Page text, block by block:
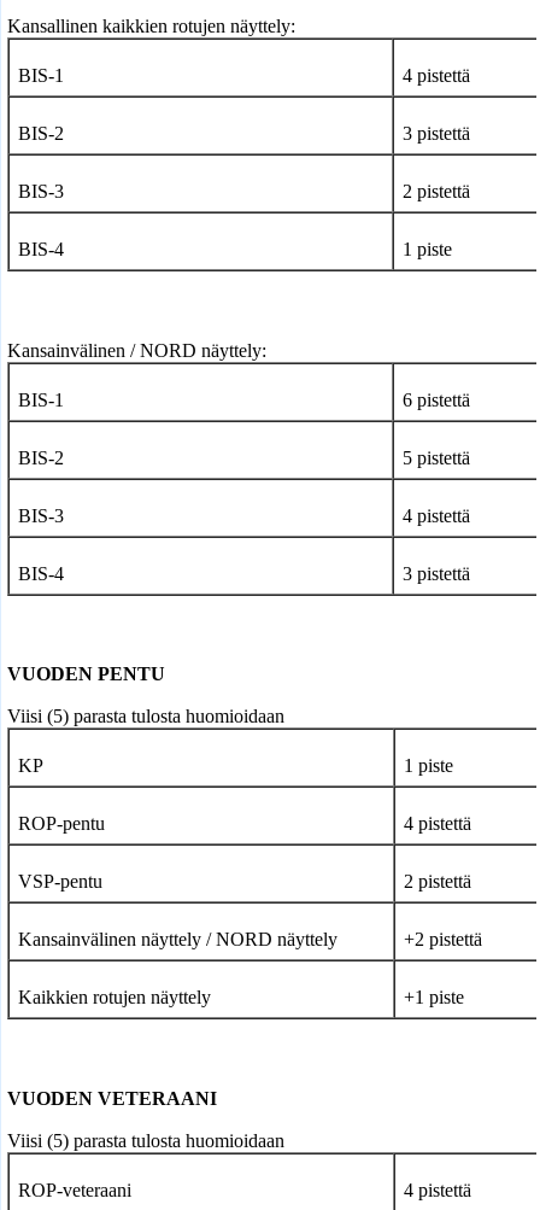
Kansallinen kaikkien rotujen näyttely:
BIS-1 4 pistettä
BIS-2 3 pistettä
BIS-3 2 pistettä
BIS-4 1 piste
Kansainvälinen / NORD näyttely:
BIS-1 6 pistettä
BIS-2 5 pistettä
BIS-3 4 pistettä
BIS-4 3 pistettä
VUODEN PENTU
Viisi (5) parasta tulosta huomioidaan
KP 1 piste
ROP-pentu 4 pistettä
VSP-pentu 2 pistettä
Kansainvälinen näyttely / NORD näyttely +2 pistettä
Kaikkien rotujen näyttely +1 piste
VUODEN VETERAANI
Viisi (5) parasta tulosta huomioidaan
ROP-veteraani 4 pistettä